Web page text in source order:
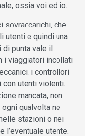
ossia voi ed io.
sovraccarichi, che
utenti e quindi una
di punta vale il
i viaggiatori incollati
i controllori
utenti violenti.
mancata, non
qualvolta ne
stazioni o nei
l’eventuale utente.